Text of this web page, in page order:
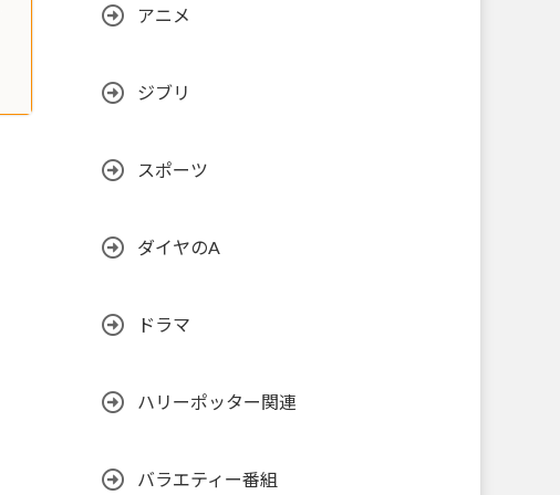
アニメ
ジブリ
スポーツ
ダイヤのA
ドラマ
ハリーポッター関連
バラエティー番組